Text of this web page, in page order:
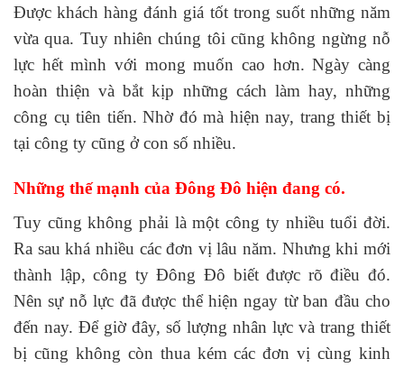
Được khách hàng đánh giá tốt trong suốt những năm
vừa qua. Tuy nhiên chúng tôi cũng không ngừng nỗ
lực hết mình với mong muốn cao hơn. Ngày càng
hoàn thiện và bắt kịp những cách làm hay, những
công cụ tiên tiến. Nhờ đó mà hiện nay, trang thiết bị
tại công ty cũng ở con số nhiều.
Những thế mạnh của Đông Đô hiện đang có.
Tuy cũng không phải là một công ty nhiều tuổi đời.
Ra sau khá nhiều các đơn vị lâu năm. Nhưng khi mới
thành lập, công ty Đông Đô biết được rõ điều đó.
Nên sự nỗ lực đã được thể hiện ngay từ ban đầu cho
đến nay. Để giờ đây, số lượng nhân lực và trang thiết
bị cũng không còn thua kém các đơn vị cùng kinh